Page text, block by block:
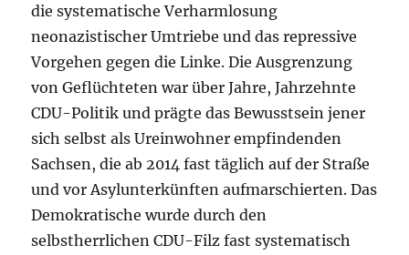
die systematische Verharmlosung
neonazistischer Umtriebe und das repressive
Vorgehen gegen die Linke. Die Ausgrenzung
von Geflüchteten war über Jahre, Jahrzehnte
CDU-Politik und prägte das Bewusstsein jener
sich selbst als Ureinwohner empfindenden
Sachsen, die ab 2014 fast täglich auf der Straße
und vor Asylunterkünften aufmarschierten. Das
Demokratische wurde durch den
selbstherrlichen CDU-Filz fast systematisch